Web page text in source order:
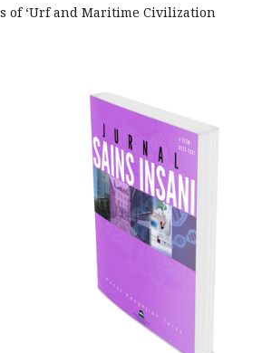
of ‘Urf and Maritime Civilization